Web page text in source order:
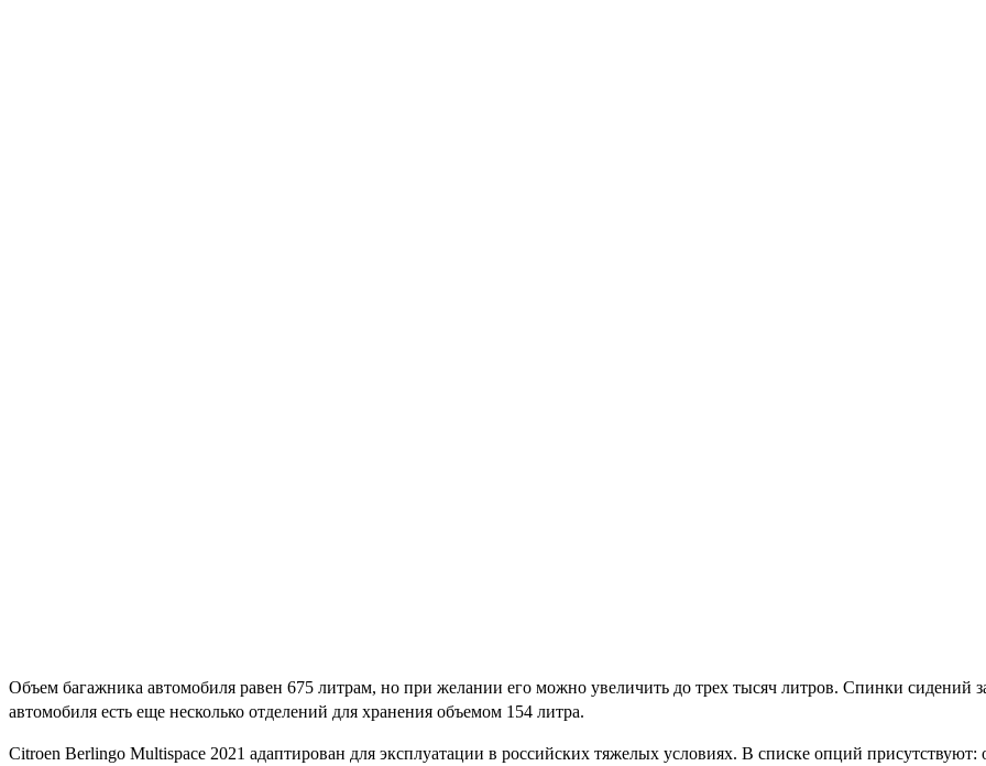
Объем багажника автомобиля равен 675 литрам, но при желании его можно увеличить до трех тысяч литров. Спинки сидений
автомобиля есть еще несколько отделений для хранения объемом 154 литра.
Citroen Berlingo Multispace 2021 адаптирован для эксплуатации в российских тяжелых условиях. В списке опций